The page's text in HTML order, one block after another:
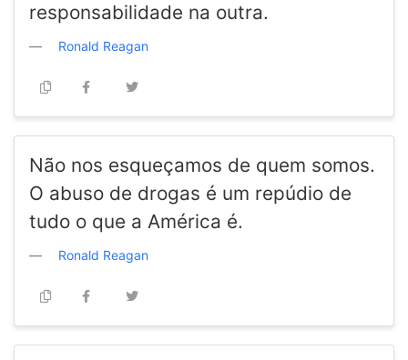
responsabilidade na outra.
Ronald Reagan
Não nos esqueçamos de quem somos.
O abuso de drogas é um repúdio de
tudo o que a América é.
Ronald Reagan